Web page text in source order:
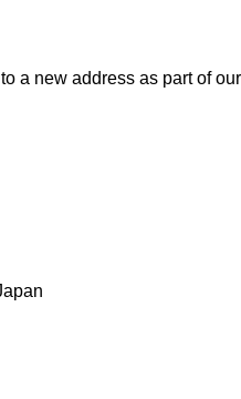
a new address as part of